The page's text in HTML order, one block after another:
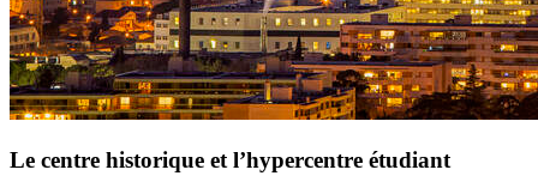
Le centre historique et l’hypercentre étudiant